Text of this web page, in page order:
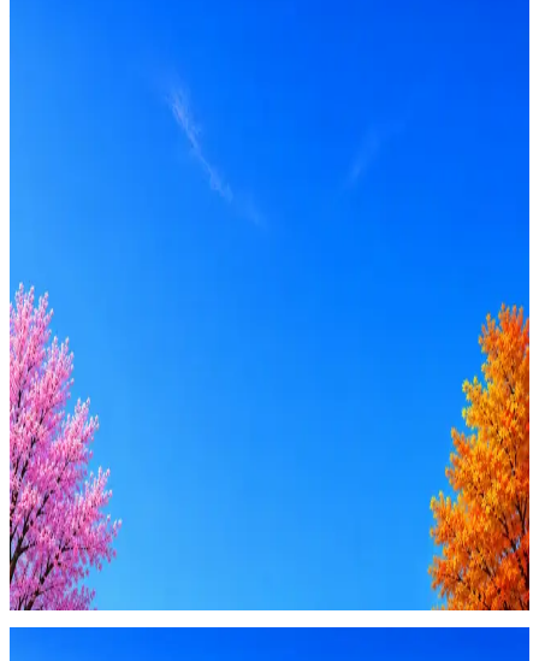
Оффер быстрее с Эйч
Будьте осторожны: если работодатель просит войти через
Google, iCloud или Госуслуги, прислать код или пароль,
запустить ПО или перевести деньги — это мошенники.
Жмите Пожаловаться